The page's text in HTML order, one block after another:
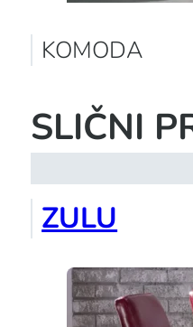
KOMODA
SLIČNI
ZULU